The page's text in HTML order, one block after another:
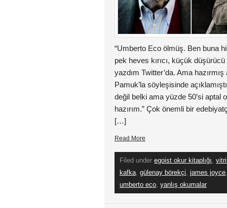
“Umberto Eco ölmüş. Ben buna
pek heves kırıcı, küçük düşürücü
yazdım Twitter’da. Ama
Pamuk’la söyleşisinde
değil belki ama yüzde 50’si aptal
hazırım.” Çok önemli bir
[…]
Read More
Filed under egoist okur kitaplığı,
kafka, gülenay börekçi, james joyce
umberto eco, yanlış okumalar